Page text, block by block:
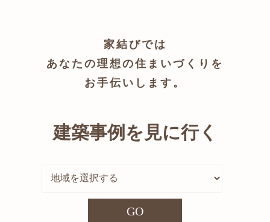
家結びでは
あなたの理想の住まいづくりを
お手伝いします。
建築事例を見に行く
GO